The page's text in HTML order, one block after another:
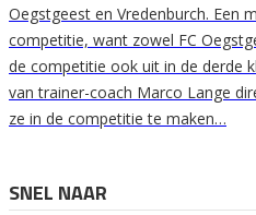
Oegstgeest en Vredenburch. Een
competitie, want zowel FC
de competitie ook uit in de derde
van trainer-coach Marco Lange
ze in de competitie te maken…
SNEL NAAR